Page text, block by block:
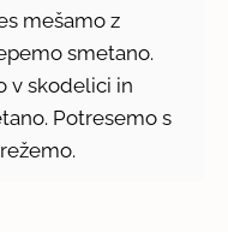
mešamo z
smetano.
v skodelici in
Potresemo s